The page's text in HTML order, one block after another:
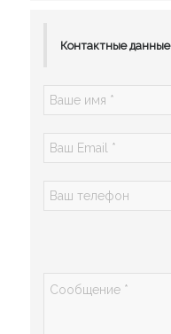
Контактные данные